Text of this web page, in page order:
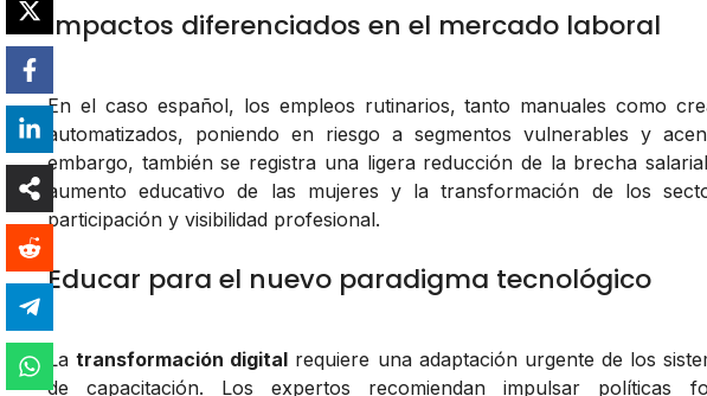
Impactos diferenciados en el mercado laboral
En el caso español, los empleos rutinarios, tanto manuales como
automatizados, poniendo en riesgo a segmentos vulnerables y
embargo, también se registra una ligera reducción de la brecha
aumento educativo de las mujeres y la transformación de los
participación y visibilidad profesional.
Educar para el nuevo paradigma tecnológico
Latransformación digital requiere una adaptación urgente de los
de capacitación. Los expertos recomiendan impulsar políticas